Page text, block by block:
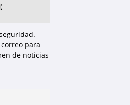
para
de noticias